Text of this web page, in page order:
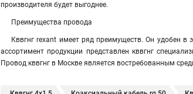
производителя будет выгоднее.
Преимущества провода
Кввгнг rexant имеет ряд преимуществ. Он удобен в
ассортимент продукции представлен кввгнг
Провод кввгнг в Москве является востребованным